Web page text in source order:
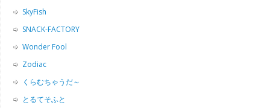
SkyFish
SNACK-FACTORY
Wonder Fool
Zodiac
くらむちゃうだ～
とるてそふと